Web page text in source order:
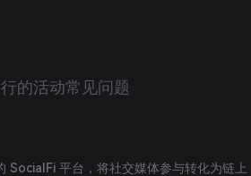
的活动常见问题
SocialFi 平台，将社交媒体参与转化为链上